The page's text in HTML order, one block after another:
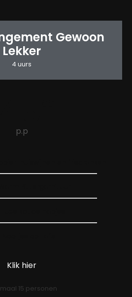
Gewoon
Lekker
4 uurs
p.p
Klik hier
15 personen